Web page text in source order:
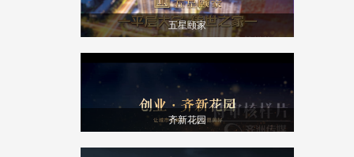
五星颐家
齐新花园